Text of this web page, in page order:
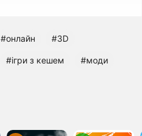
#онлайн #3D
#ігри з кешем #моди